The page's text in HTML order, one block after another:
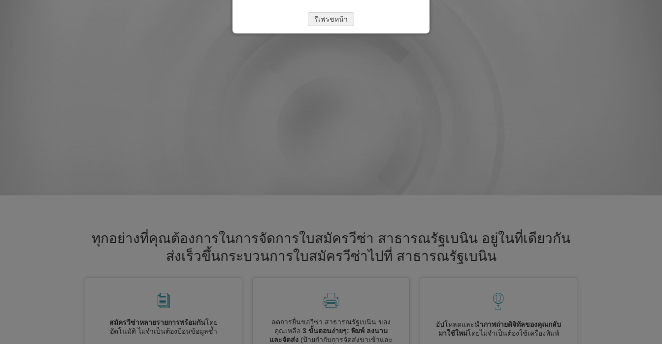
ทุกอย่างที่คุณต้องการในการจัดการใบสมัครวีซ่า สาธารณรัฐเบนิน อยู่ในที่เดียวกัน
ส่งเร็วขึ้นกระบวนการใบสมัครวีซ่าไปที่ สาธารณรัฐเบนิน
สมัครวีซ่าหลายรายการพร้อมกันโดย
อัตโนมัติ ไม่จำเป็นต้องป้อนข้อมูลซ้ำ
ลดการยื่นขอวีซ่า สาธารณรัฐเบนิน ของ
คุณเหลือ 3 ขั้นตอนง่ายๆ: พิมพ์ ลงนาม
และจัดส่ง (ป้ายกำกับการจัดส่งขาเข้าและ
อัปโหลดและนำภาพถ่ายดิจิทัลของคุณกลับ
มาใช้ใหม่โดยไม่จำเป็นต้องใช้เครื่องพิมพ์
รีเฟรชหน้า